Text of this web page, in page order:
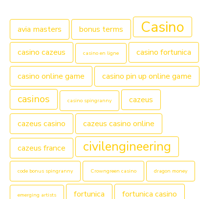
avia masters bonus terms Casino
casino cazeus casino en ligne casino fortunica
casino online game casino pin up online game
casinos casino spingranny cazeus
cazeus casino cazeus casino online
cazeus france civilengineering
code bonus spingranny Crowngreen casino dragon money
emerging artists fortunica fortunica casino